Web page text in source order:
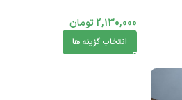
2,130,000تومان
انتخاب گزینه ها